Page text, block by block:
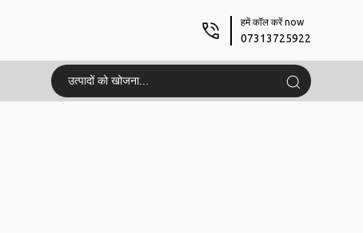
हमें कॉल करें now
07313725922